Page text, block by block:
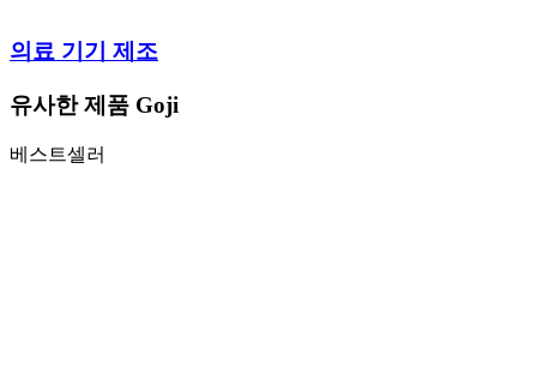
의료 기기 제조
유사한 제품 Goji
베스트셀러